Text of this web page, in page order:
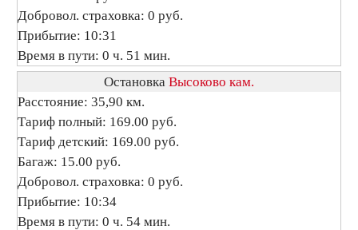
Добровол. страховка: 0 руб.
Прибытие: 10:31
Время в пути: 0 ч. 51 мин.
Остановка Высоково кам.
Расстояние: 35,90 км.
Тариф полный: 169.00 руб.
Тариф детский: 169.00 руб.
Багаж: 15.00 руб.
Добровол. страховка: 0 руб.
Прибытие: 10:34
Время в пути: 0 ч. 54 мин.